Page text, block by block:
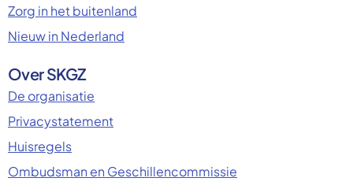
Zorg in het buitenland
Nieuw in Nederland
Over SKGZ
De organisatie
Privacystatement
Huisregels
Ombudsman en Geschillencommissie